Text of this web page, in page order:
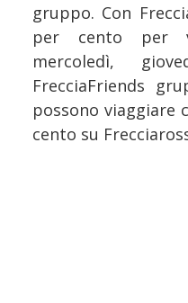
gruppo. Con
per cento per
mercoledì,
FrecciaFriends
possono viaggiare
cento su